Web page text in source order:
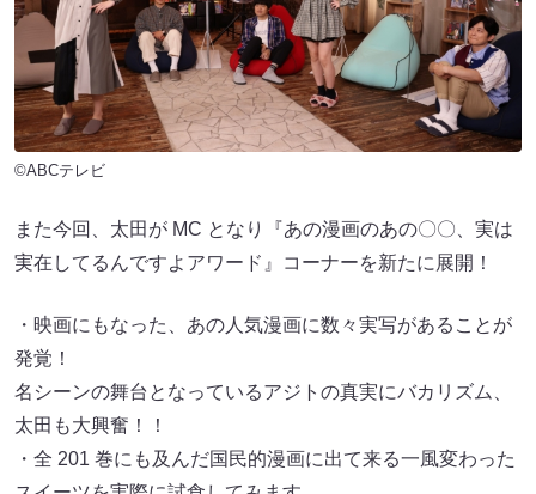
©ABCテレビ
また今回、太田が MC となり『あの漫画のあの〇〇、実は
実在してるんですよアワード』コーナーを新たに展開！
・映画にもなった、あの人気漫画に数々実写があることが
発覚！
名シーンの舞台となっているアジトの真実にバカリズム、
太田も大興奮！！
・全 201 巻にも及んだ国民的漫画に出て来る一風変わった